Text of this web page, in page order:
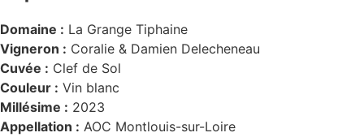
Domaine : La Grange Tiphaine
Vigneron : Coralie & Damien Delecheneau
Cuvée : Clef de Sol
Couleur : Vin blanc
Millésime : 2023
Appellation : AOC Montlouis-sur-Loire